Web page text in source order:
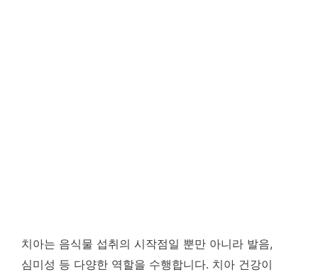
치아는 음식물 섭취의 시작점일 뿐만 아니라 발음,
심미성 등 다양한 역할을 수행합니다. 치아 건강이